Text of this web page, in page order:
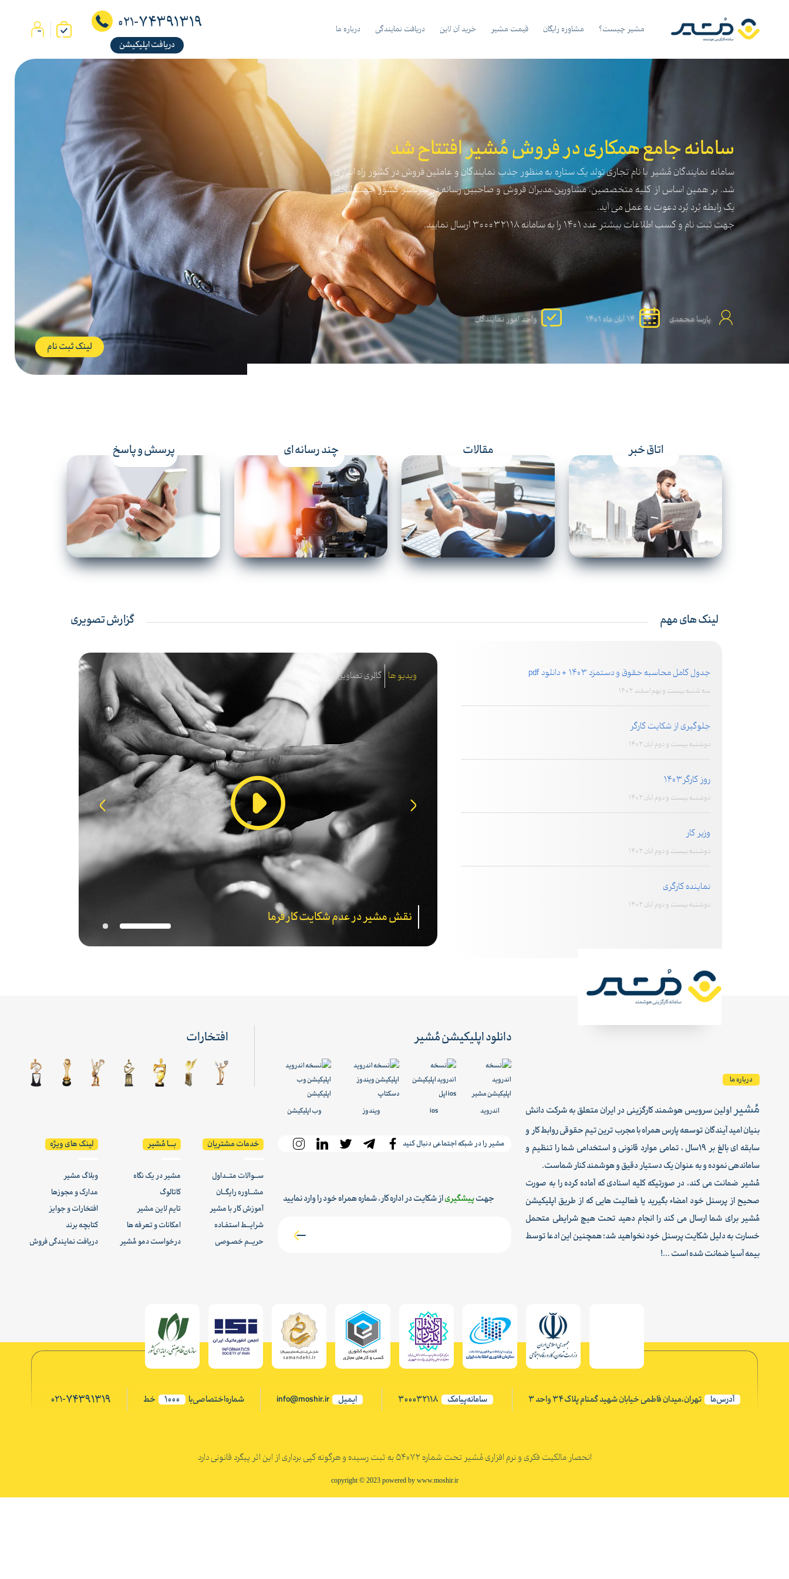
مشیر چیست؟ مشاوره رایگان قیمت مشیر خرید آن لاین دریافت نمایندگی درباره ما 021-74391319
دریافت اپلیکیشن
سامانه جامع همکاری در فروش مُشیر افتتاح شد
سامانه نمایندگان مُشیر با نام تجاری تولد یک ستاره به منظور جذب نمایندگان و عاملین فروش در کشور راه اندازی
شد. بر همین اساس از کلیه متخصصین، مشاورین،مدیران فروش و صاحبین رسانه در سرتاسر کشور جهت ایجاد
یک رابطه بُرد بُرد دعوت به عمل می آید.
جهت ثبت نام و کسب اطلاعات بیشتر عدد 1401 را به سامانه 300032118 ارسال نمایید.
لینک ثبت نام
پارسا محمدی 14 آبان ماه 1401 واحد امور نمایندگان
اتاق خبر مقالات چند رسانه ای پرسش و پاسخ
لینک های مهم گزارش تصویری
جدول کامل محاسبه حقوق و دستمزد 1403 + دانلود pdf
سه شنبه بیست و نهم اسفند 1402
جلوگیری از شکایت کارگر
دوشنبه بیست و دوم آبان 1402
روز کارگر1403
دوشنبه بیست و دوم آبان 1402
وزیر کار
دوشنبه بیست و دوم آبان 1402
نماینده کارگری
دوشنبه بیست و دوم آبان 1402
ویدیو ها گالری تصاویر
نقش مشیر در عدم شکایت کارفرما
دانلود اپلیکیشن مُشیر
اندروید ios ویندوز وب اپلیکیشن
افتخارات
درباره ما
مُشیراولین سرویس هوشمند کارگزینی در ایران متعلق به شرکت دانش
بنیان امید آیندگان توسعه پارس همراه با مجرب ترین تیم حقوقی روابط کار و
سابقه ای بالغ بر 19سال ، تمامی موارد قانونی و استخدامی شما را تنظیم و
ساماندهی نموده و به عنوان یک دستیار دقیق و هوشمند کنار شماست.
مُشیر ضمانت می کند، در صورتیکه کلیه اسنادی که آماده کرده را به صورت
صحیح از پرسنل خود امضاء بگیرید یا فعالیت هایی که از طریق اپلیکیشن
مُشیر برای شما ارسال می کند را انجام دهید تحت هیچ شرایطی متحمل
خسارت به دلیل شکایت پرسنل خود نخواهید شد؛ همچنین این ادعا توسط
بیمه آسیا ضمانت شده است ...!
مشیر را در شبکه اجتماعی دنبال کنید
جهتپیشگیریاز شکایت در اداره کار، شماره همراه خود را وارد نمایید
خدمات مشتریان
ســوالات متــداول
مشــاوره رایگــان
آموزش کار با مشیر
شرایــط استفـاده
حریــم خصـوصی
بـــا مُشیر
مشیر در یک نگاه
کاتالوگ
تایم لاین مشیر
امکانات و تعرفه ها
درخواست دمو مُشیر
لینک های ویژه
وبلاگ مشیر
مدارک و مجوزها
افتخارات و جوایز
کتابچه برند
دریافت نمایندگی فروش
آدرس‌ما تهران،میدان فاطمی خیابان شهید گمنام پلاک ۳۴ واحد ۳ سامانه‌پیامک 300032118 ایمیل info@moshir.ir شماره‌اختصاصی‌با 1000 خط 021-74391319
انحصار مالکیت فکری و نرم افزاری مُشیر تحت شماره 54072 به ثبت رسیده و هرگونه کپی برداری از این اثر پیگرد قانونی دارد
copyright © 2023 powered by www.moshir.ir